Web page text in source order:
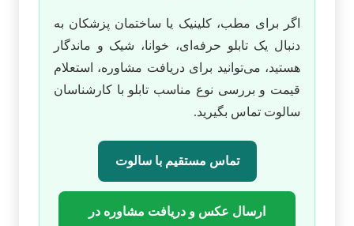
اگر برای مطب، کلینیک یا ساختمان پزشکان به
دنبال یک تابلو حرفه‌ای، خوانا، شیک و ماندگار
هستید، می‌توانید برای دریافت مشاوره، استعلام
قیمت و بررسی نوع مناسب تابلو با کارشناسان
سالوت تماس بگیرید.
تماس مستقیم با سالوت
ارسال عکس و دریافت مشاوره در